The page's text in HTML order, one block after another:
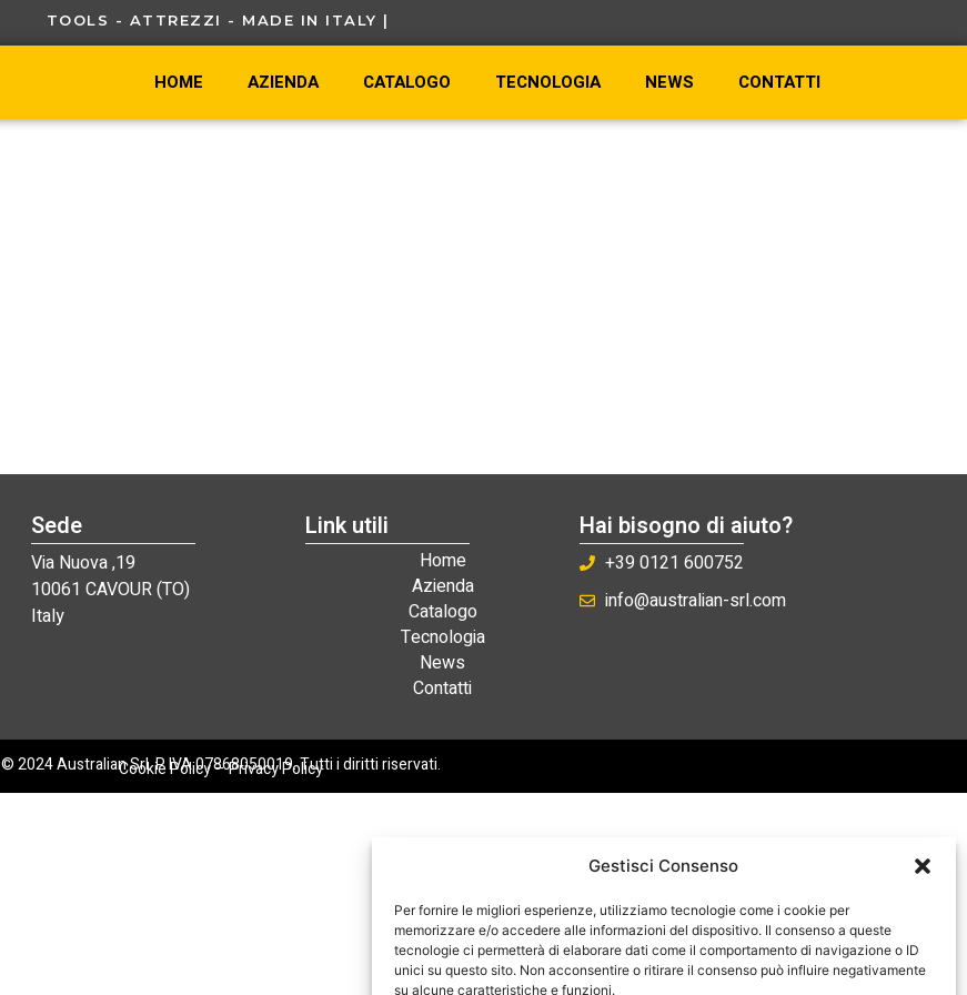
Gestisci Consenso
Per fornire le migliori esperienze, utilizziamo tecnologie come i cookie per
memorizzare e/o accedere alle informazioni del dispositivo. Il consenso a queste
tecnologie ci permetterà di elaborare dati come il comportamento di navigazione o ID
unici su questo sito. Non acconsentire o ritirare il consenso può influire negativamente
su alcune caratteristiche e funzioni.
TOOLS - ATTREZZI - MADE IN ITALY |
HOME AZIENDA CATALOGO TECNOLOGIA NEWS CONTATTI
Sede
Via Nuova ,19
10061 CAVOUR (TO)
Italy
Link utili
Home
Azienda
Catalogo
Tecnologia
News
Contatti
Hai bisogno di aiuto?
+39 0121 600752
info@australian-srl.com
© 2024 Australian Srl. P. IVA 07868050019. Tutti i diritti riservati.
Cookie Policy–Privacy Policy